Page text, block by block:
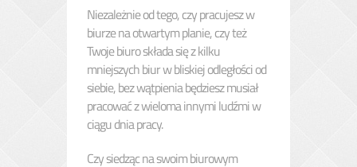
Niezależnie od tego, czy pracujesz w
biurze na otwartym planie, czy też
Twoje biuro składa się z kilku
mniejszych biur w bliskiej odległości od
siebie, bez wątpienia będziesz musiał
pracować z wieloma innymi ludźmi w
ciągu dnia pracy.
Czy siedząc na swoim biurowym